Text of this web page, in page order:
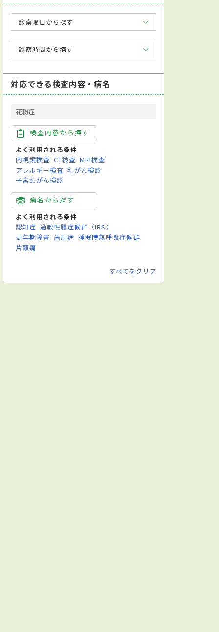
診察曜日から探す
診察時間から探す
対応できる検査内容・病名
花粉症
検査内容から探す
よく利用される条件
内視鏡検査 CT検査 MRI検査
アレルギー検査 乳がん検診
子宮頸がん検診
病名から探す
よく利用される条件
認知症 過敏性腸症候群（IBS）
更年期障害 歯周病 睡眠時無呼吸症候群
片頭痛
すべてをクリア